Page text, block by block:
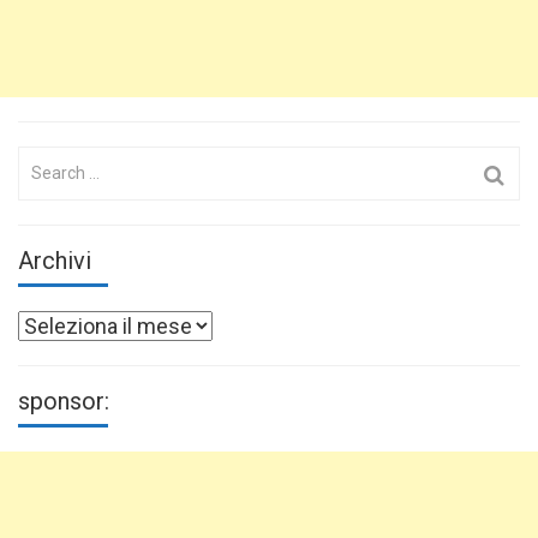
Search
Archivi
Archivi
sponsor: